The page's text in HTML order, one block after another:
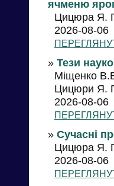
ячменю
Цицюра Я.
2026-08-06
» Тези
Міщенко
Цицюри Я.
2026-08-06
» Сучасні
Цицюра Я.
2026-08-06